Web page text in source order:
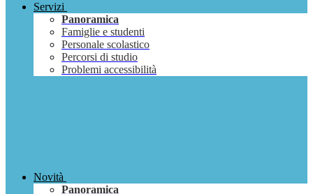
Servizi
Panoramica
Famiglie e studenti
Personale scolastico
Percorsi di studio
Problemi accessibilità
Novità
Panoramica